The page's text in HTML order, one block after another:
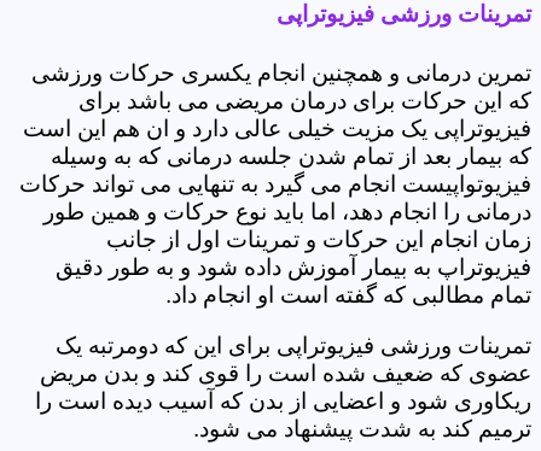
تمرینات ورزشی فیزیوتراپی
تمرین درمانی و همچنین انجام یکسری حرکات ورزشی
که این حرکات برای درمان مریضی می باشد برای
فیزیوتراپی یک مزیت خیلی عالی دارد و ان هم این است
که بیمار بعد از تمام شدن جلسه درمانی که به وسیله
فیزیوتواپیست انجام می گیرد به تنهایی می تواند حرکات
درمانی را انجام دهد، اما باید نوع حرکات و همین طور
زمان انجام این حرکات و تمرینات اول از جانب
فیزیوتراپ به بیمار آموزش داده شود و به طور دقیق
تمام مطالبی که گفته است او انجام داد.
تمرینات ورزشی فیزیوتراپی برای این که دومرتبه یک
عضوی که ضعیف شده است را قوی کند و بدن مریض
ریکاوری شود و اعضایی از بدن که آسیب دیده است را
ترمیم کند به شدت پیشنهاد می شود.